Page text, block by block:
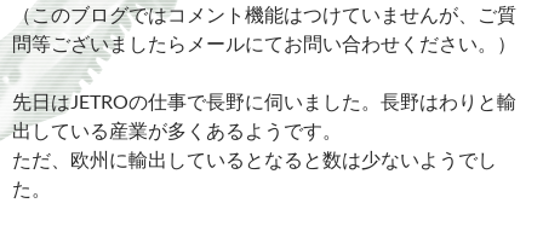
（このブログではコメント機能はつけていませんが、ご質
問等ございましたらメールにてお問い合わせください。）
先日はJETROの仕事で長野に伺いました。長野はわりと輸
出している産業が多くあるようです。
ただ、欧州に輸出しているとなると数は少ないようでし
た。